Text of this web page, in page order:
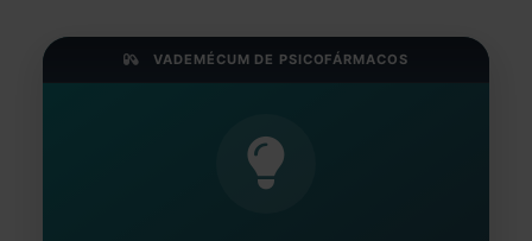
VADEMÉCUM DE PSICOFÁRMACOS